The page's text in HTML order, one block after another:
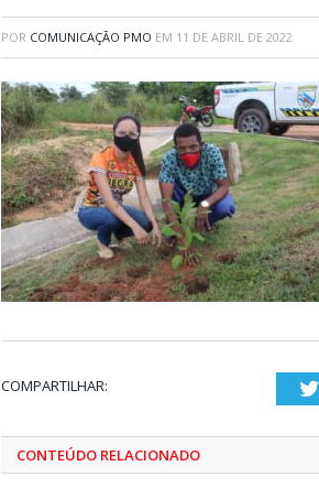
POR COMUNICAÇÃO PMO EM 11 DE ABRIL DE 2022
COMPARTILHAR:
CONTEÚDO RELACIONADO